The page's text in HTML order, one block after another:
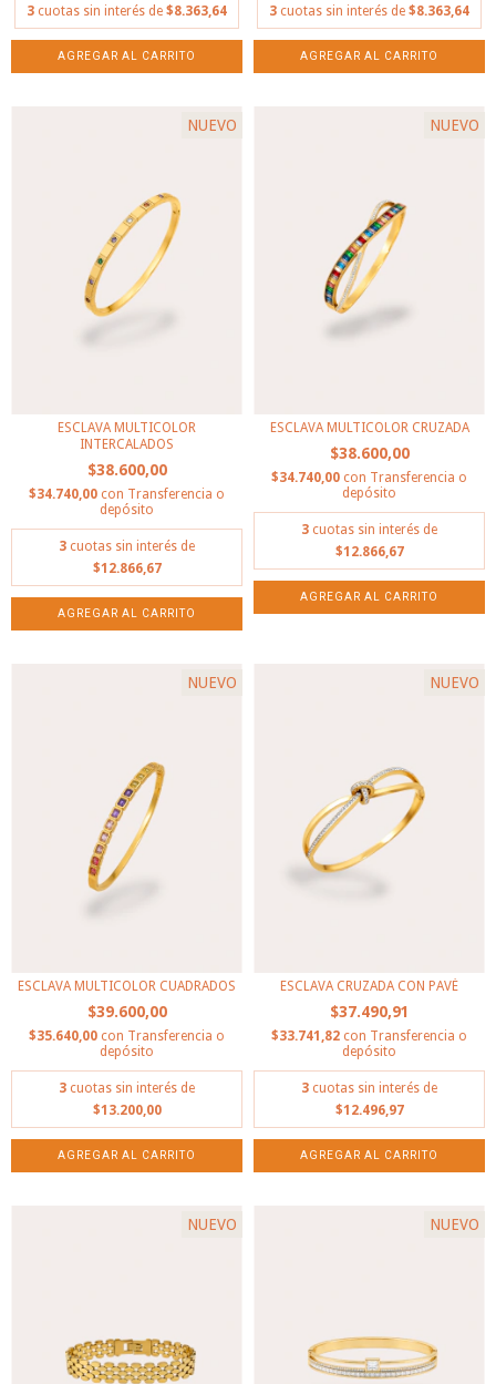
3 cuotas sin interés de $8.363,64 3 cuotas sin interés de $8.363,64
NUEVO
ESCLAVA MULTICOLOR
INTERCALADOS
$38.600,00
$34.740,00 con Transferencia o
depósito
3 cuotas sin interés de
$12.866,67
NUEVO
ESCLAVA MULTICOLOR CRUZADA
$38.600,00
$34.740,00 con Transferencia o
depósito
3 cuotas sin interés de
$12.866,67
NUEVO
ESCLAVA MULTICOLOR CUADRADOS
$39.600,00
$35.640,00 con Transferencia o
depósito
3 cuotas sin interés de
$13.200,00
NUEVO
ESCLAVA CRUZADA CON PAVÉ
$37.490,91
$33.741,82 con Transferencia o
depósito
3 cuotas sin interés de
$12.496,97
NUEVO NUEVO